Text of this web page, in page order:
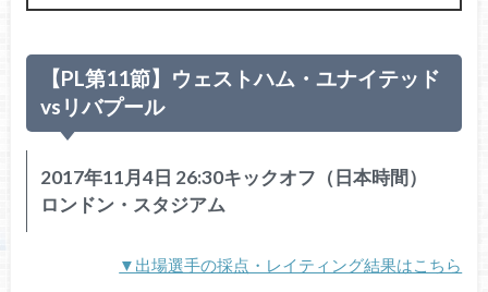
【PL第11節】ウェストハム・ユナイテッド
vsリバプール
2017年11月4日 26:30キックオフ（日本時間）
ロンドン・スタジアム
▼出場選手の採点・レイティング結果はこちら